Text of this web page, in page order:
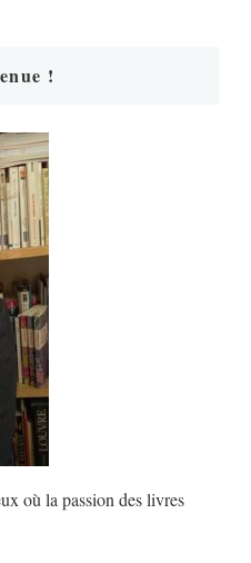
!
où la passion des livres